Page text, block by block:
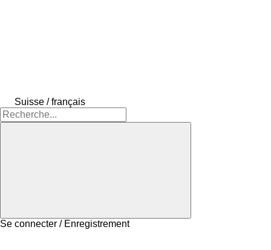
Suisse / français
Se connecter / Enregistrement